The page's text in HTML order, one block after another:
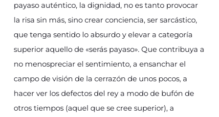
payaso auténtico, la dignidad, no es tanto provocar
la risa sin más, sino crear conciencia, ser sarcástico,
que tenga sentido lo absurdo y elevar a categoría
superior aquello de «serás payaso». Que contribuya a
no menospreciar el sentimiento, a ensanchar el
campo de visión de la cerrazón de unos pocos, a
hacer ver los defectos del rey a modo de bufón de
otros tiempos (aquel que se cree superior), a